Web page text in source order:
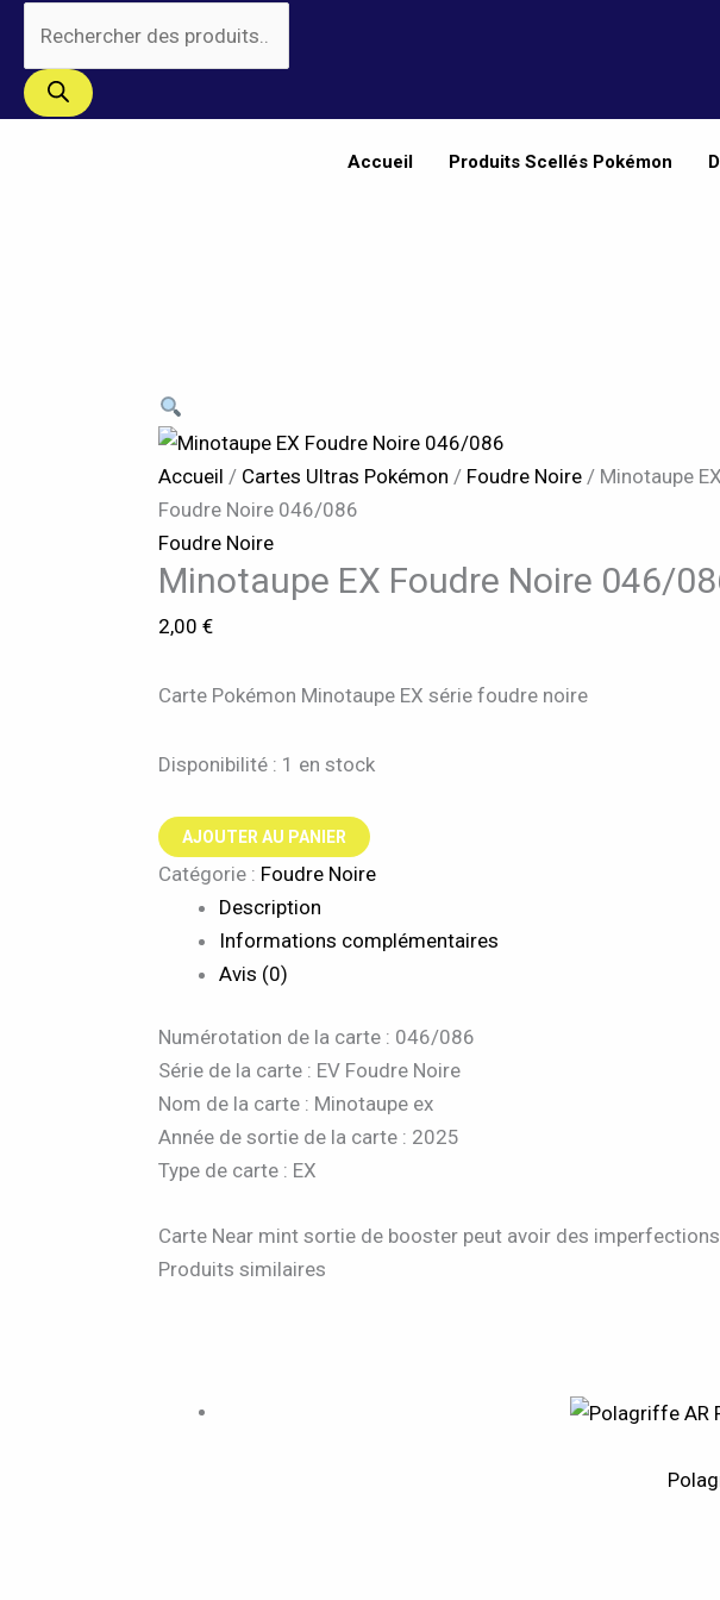
contenu
de
produits
Accueil Produits Scellés Pokémon
Accueil / Cartes Ultras Pokémon / Foudre Noire / Minotaupe EX
Foudre Noire 046/086
Foudre Noire
Minotaupe EX Foudre Noire 046/
2,00€
Carte Pokémon Minotaupe EX série foudre noire
Disponibilité : 1 en stock
de
Minotaupe
AJOUTER AU PANIER
Catégorie : Foudre Noire
Description
Informations complémentaires
Avis (0)
Numérotation de la carte : 046/086
Série de la carte : EV Foudre Noire
Nom de la carte : Minotaupe ex
Année de sortie de la carte : 2025
Type de carte : EX
Carte Near mint sortie de booster peut avoir des
Produits similaires